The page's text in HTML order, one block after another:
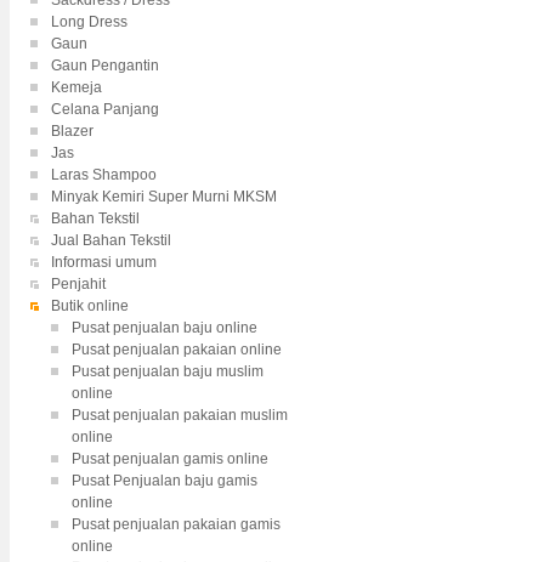
Long Dress
Gaun
Gaun Pengantin
Kemeja
Celana Panjang
Blazer
Jas
Laras Shampoo
Minyak Kemiri Super Murni MKSM
Bahan Tekstil
Jual Bahan Tekstil
Informasi umum
Penjahit
Butik online
Pusat penjualan baju online
Pusat penjualan pakaian online
Pusat penjualan baju muslim
online
Pusat penjualan pakaian muslim
online
Pusat penjualan gamis online
Pusat Penjualan baju gamis
online
Pusat penjualan pakaian gamis
online